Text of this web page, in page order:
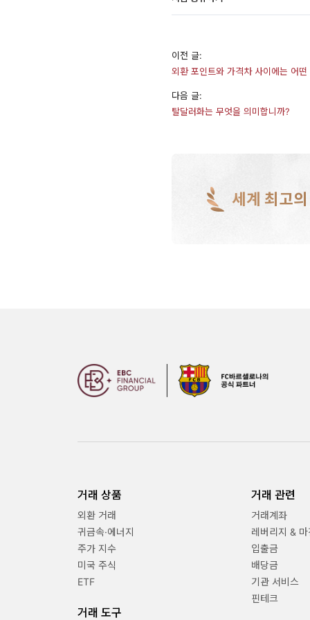
이전 글:
외환 포인트와 가격차 사이에는 어
다음 글:
탈달러화는 무엇을 의미합니까?
세계 최고
거래 상품
외환 거래
귀금속·에너지
주가 지수
미국 주식
ETF
거래 도구
거래 관련
거래계좌
레버리지 & 마
입출금
배당금
기관 서비스
핀테크